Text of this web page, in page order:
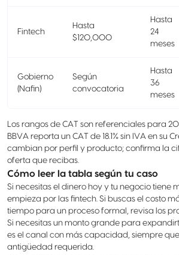
Fintech
Hasta
$120,000
Hasta
24
meses
Gobierno
(Nafin)
Según
convocatoria
Hasta
36
meses
Los rangos de CAT son referenciales para
BBVA reporta un CAT de 18.1% sin IVA en su
cambian por perfil y producto; confirma la
oferta que recibas.
Cómo leer la tabla según tu caso
Si necesitas el dinero hoy y tu negocio tiene
empieza por las fintech. Si buscas el costo
tiempo para un proceso formal, revisa los
Si necesitas un monto grande para
es el canal con más capacidad, siempre
antigüedad requerida.